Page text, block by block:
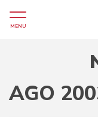
MENU
AGO